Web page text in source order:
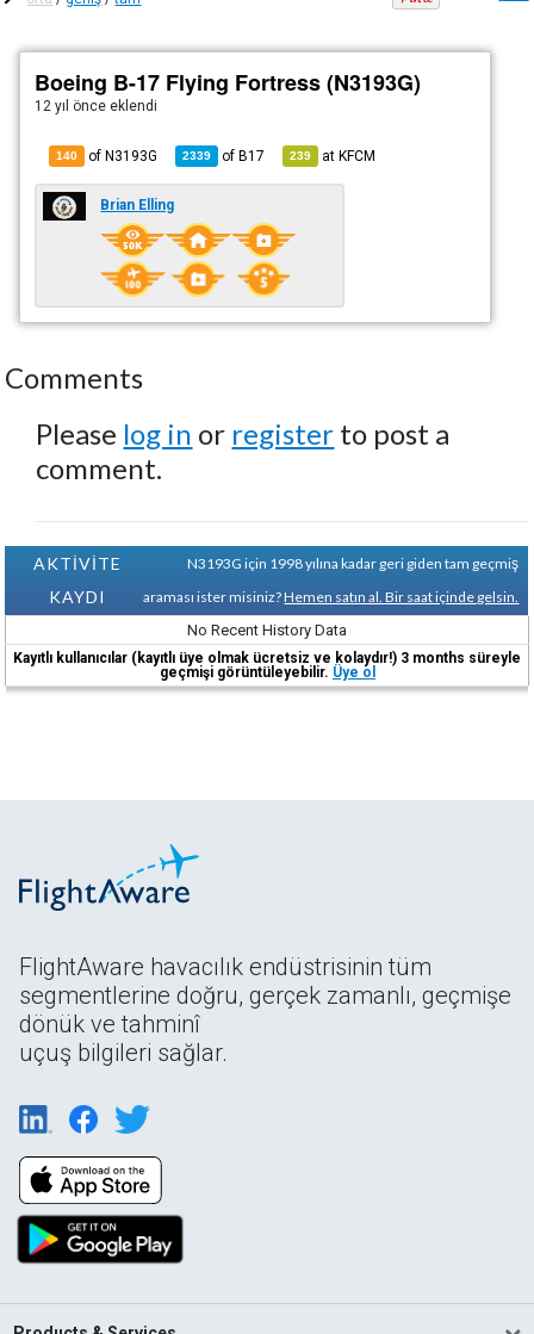
Boeing B-17 Flying Fortress (N3193G)
12 yıl önce eklendi
140 of N3193G 2339 ofB17 239 atKFCM
Brian Elling
Comments
Please log in or register to post a
comment.
AKTİVİTE
KAYDI
N3193G için 1998 yılına kadar geri giden tam geçmiş
araması ister misiniz?Hemen satın al. Bir saat içinde gelsin.
No Recent History Data
Kayıtlı kullanıcılar (kayıtlı üye olmak ücretsiz ve kolaydır!) 3 months süreyle
geçmişi görüntüleyebilir. Üye ol
FlightAware havacılık endüstrisinin tüm
segmentlerine doğru, gerçek zamanlı, geçmişe
dönük ve tahminî
uçuş bilgileri sağlar.